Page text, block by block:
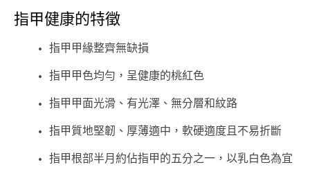
指甲健康的特徵
指甲甲緣整齊無缺損
指甲甲色均勻，呈健康的桃紅色
指甲甲面光滑、有光澤、無分層和紋路
指甲質地堅韌、厚薄適中，軟硬適度且不易折斷
指甲根部半月約佔指甲的五分之一，以乳白色為宜